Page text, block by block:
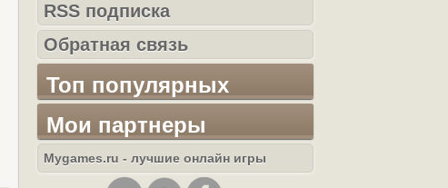
RSS подписка
Обратная связь
Топ популярных
Мои партнеры
Mygames.ru - лучшие онлайн игры